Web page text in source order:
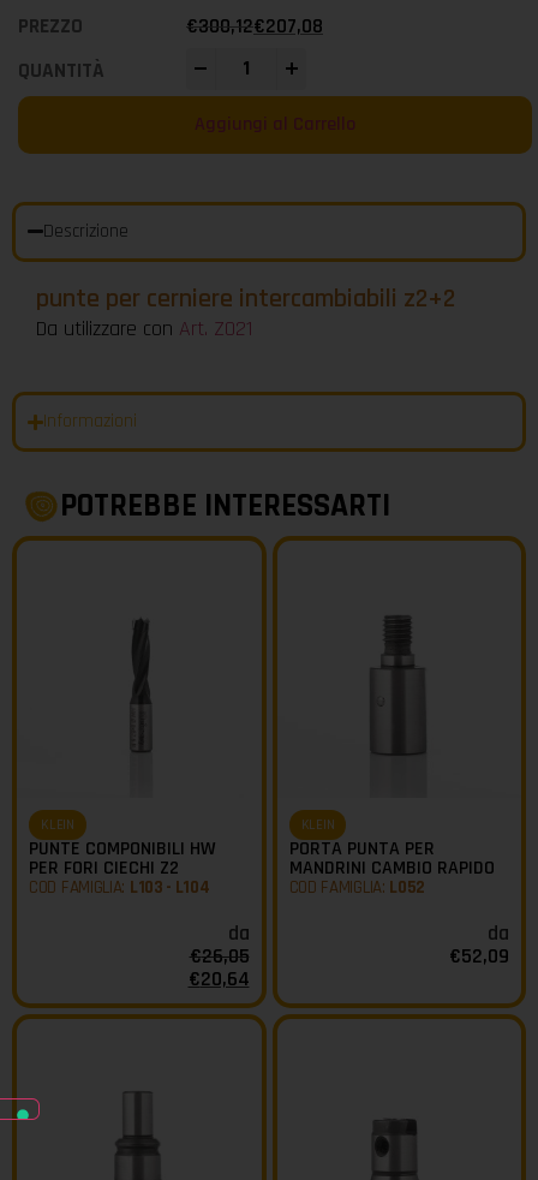
€300,12€207,08
Aggiungi al Carrello
Descrizione
punte per cerniere intercambiabili z2+2
Da utilizzare con Art. Z021
Informazioni
POTREBBE INTERESSARTI
KLEIN
PUNTE COMPONIBILI HW
PER FORI CIECHI Z2
COD FAMIGLIA: L103 - L104
da
€26,05
€20,64
KLEIN
PORTA PUNTA PER
MANDRINI CAMBIO RAPIDO
COD FAMIGLIA: L052
da
€52,09